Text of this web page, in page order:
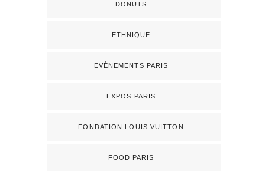
DONUTS
ETHNIQUE
EVÈNEMENTS PARIS
EXPOS PARIS
FONDATION LOUIS VUITTON
FOOD PARIS